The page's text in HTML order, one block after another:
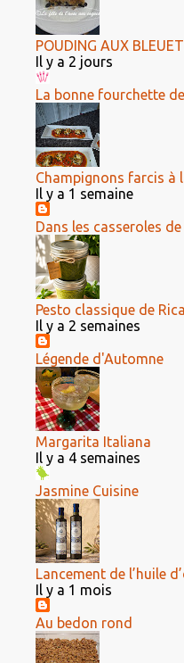
POUDING AUX
Il y a 2 jours
La bonne fourchette
Champignons farcis à
Il y a 1 semaine
Dans les casseroles de
Pesto classique de
Il y a 2 semaines
Légende d'Automne
Margarita Italiana
Il y a 4 semaines
Jasmine Cuisine
Lancement de l’huile
Il y a 1 mois
Au bedon rond